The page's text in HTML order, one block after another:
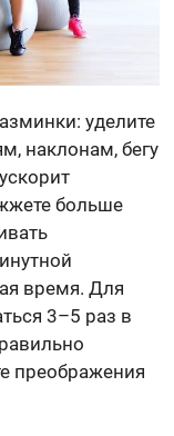
уделите
наклонам, бегу
больше
время. Для
3–5 раз в
преображения